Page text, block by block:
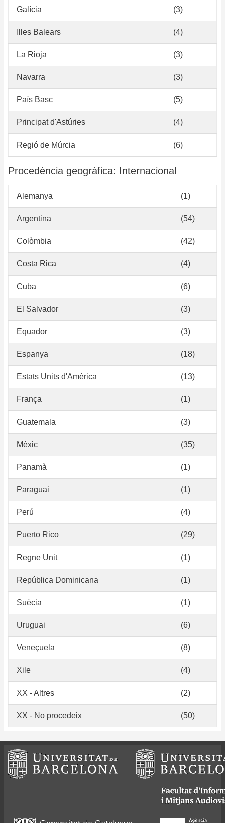
Galícia (3)
Illes Balears (4)
La Rioja (3)
Navarra (3)
País Basc (5)
Principat d'Astúries (4)
Regió de Múrcia (6)
Procedència geogràfica: Internacional
Alemanya (1)
Argentina (54)
Colòmbia (42)
Costa Rica (4)
Cuba (6)
El Salvador (3)
Equador (3)
Espanya (18)
Estats Units d'Amèrica (13)
França (1)
Guatemala (3)
Mèxic (35)
Panamà (1)
Paraguai (1)
Perú (4)
Puerto Rico (29)
Regne Unit (1)
República Dominicana (1)
Suècia (1)
Uruguai (6)
Veneçuela (8)
Xile (4)
XX - Altres (2)
XX - No procedeix (50)